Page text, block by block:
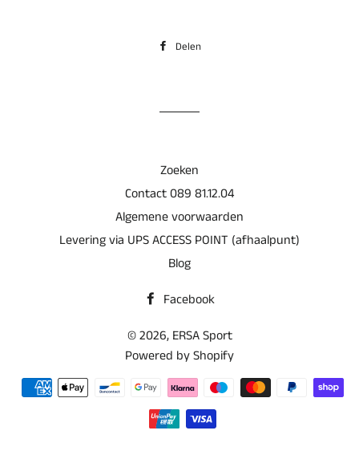
Delen
Zoeken
Contact 089 81.12.04
Algemene voorwaarden
Levering via UPS ACCESS POINT (afhaalpunt)
Blog
Facebook
© 2026, ERSA Sport
Powered by Shopify
Betaalmethoden